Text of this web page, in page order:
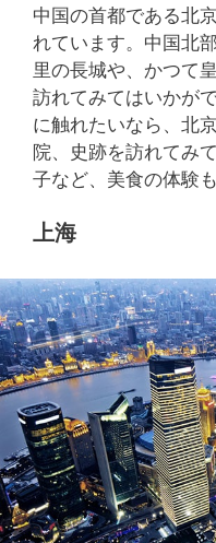
中国の首都である北
れています。中国北
里の長城や、かつて
訪れてみてはいかが
に触れたいなら、北
院、史跡を訪れてみ
子など、美食の体験
上海